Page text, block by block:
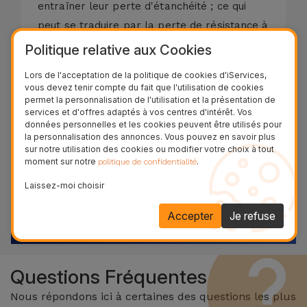
entraîner leur perte d'étanchéité ; ce qui
peut se traduire par la perte de résistance à
l'eau une fois émergé.
Référence:REP225558
Réparez votre équipement
maintenant !
Découvrez et venez dans l’un de nos plus de 28
magasins au Belgique
VOIR LES MAGASINS
Questions Fréquentes
Nous répondons ici à certaines des questions les plus
Politique relative aux Cookies
Lors de l'acceptation de la politique de cookies d'iServices,
vous devez tenir compte du fait que l'utilisation de cookies
permet la personnalisation de l'utilisation et la présentation de
services et d'offres adaptés à vos centres d'intérêt. Vos
données personnelles et les cookies peuvent être utilisés pour
la personnalisation des annonces. Vous pouvez en savoir plus
sur notre utilisation des cookies ou modifier votre choix à tout
moment sur notre politique de confidentialité.
Laissez-moi choisir
Je refuse
Accepter